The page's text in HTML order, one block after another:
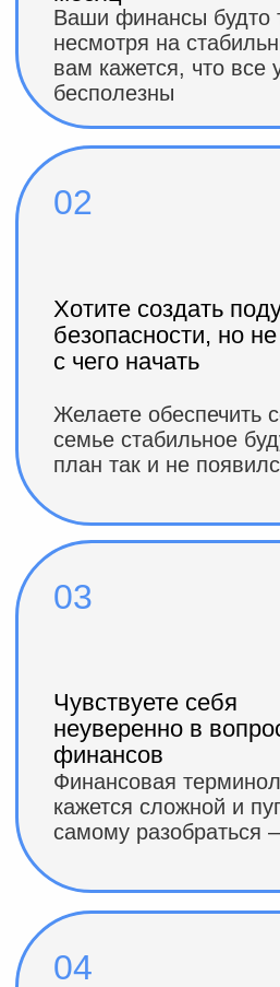
Переживаете за свои
или кризисы «съедят» ваши
деньги, и не знаете, как защитить
04
Хотите учиться, но
думаете, что это сложно и
нужно много времени
У вас мало свободного
времени, и кажется, что
финансовая грамотность —
06
независимости, но не знаете,
что делать
Мечтаете уйти от зависимости
от зарплаты и создать
пассивный доход, но нет
05
кажется сложной и пугающей, а
самому разобраться — некогда